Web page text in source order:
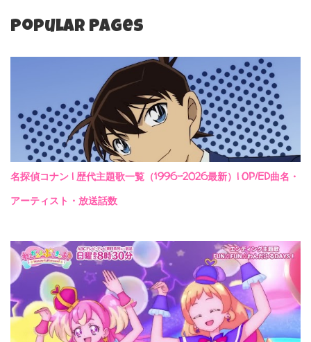
Popular Pages
名探偵コナン | 歴代主題歌一覧（1996-2026最新）| OP/ED曲名・
アーティスト・放送話数